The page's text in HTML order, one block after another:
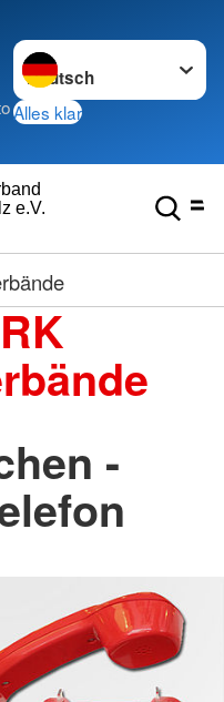
Sprache wechseln zu
Alles klar
e.V.
-